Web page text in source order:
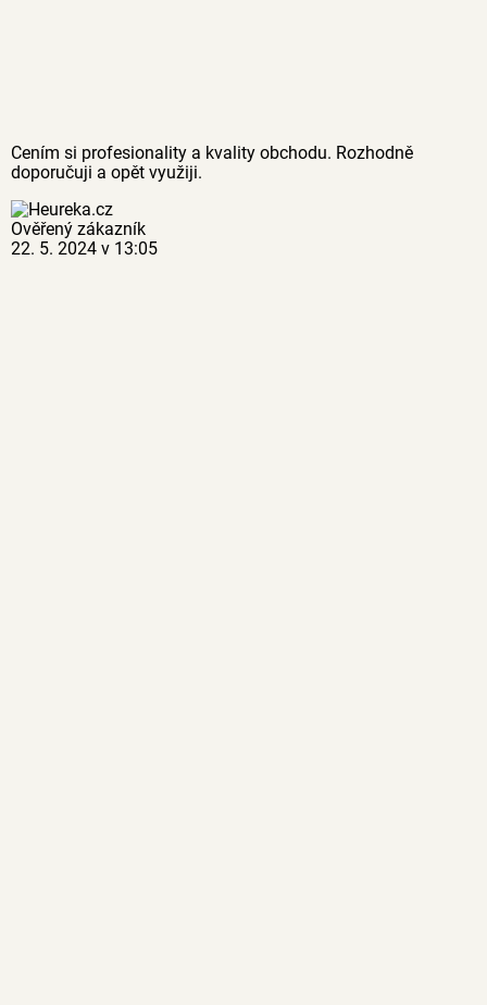
Cením si profesionality a kvality obchodu. Rozhodně
doporučuji a opět využiji.
Ověřený zákazník
22. 5. 2024 v 13:05